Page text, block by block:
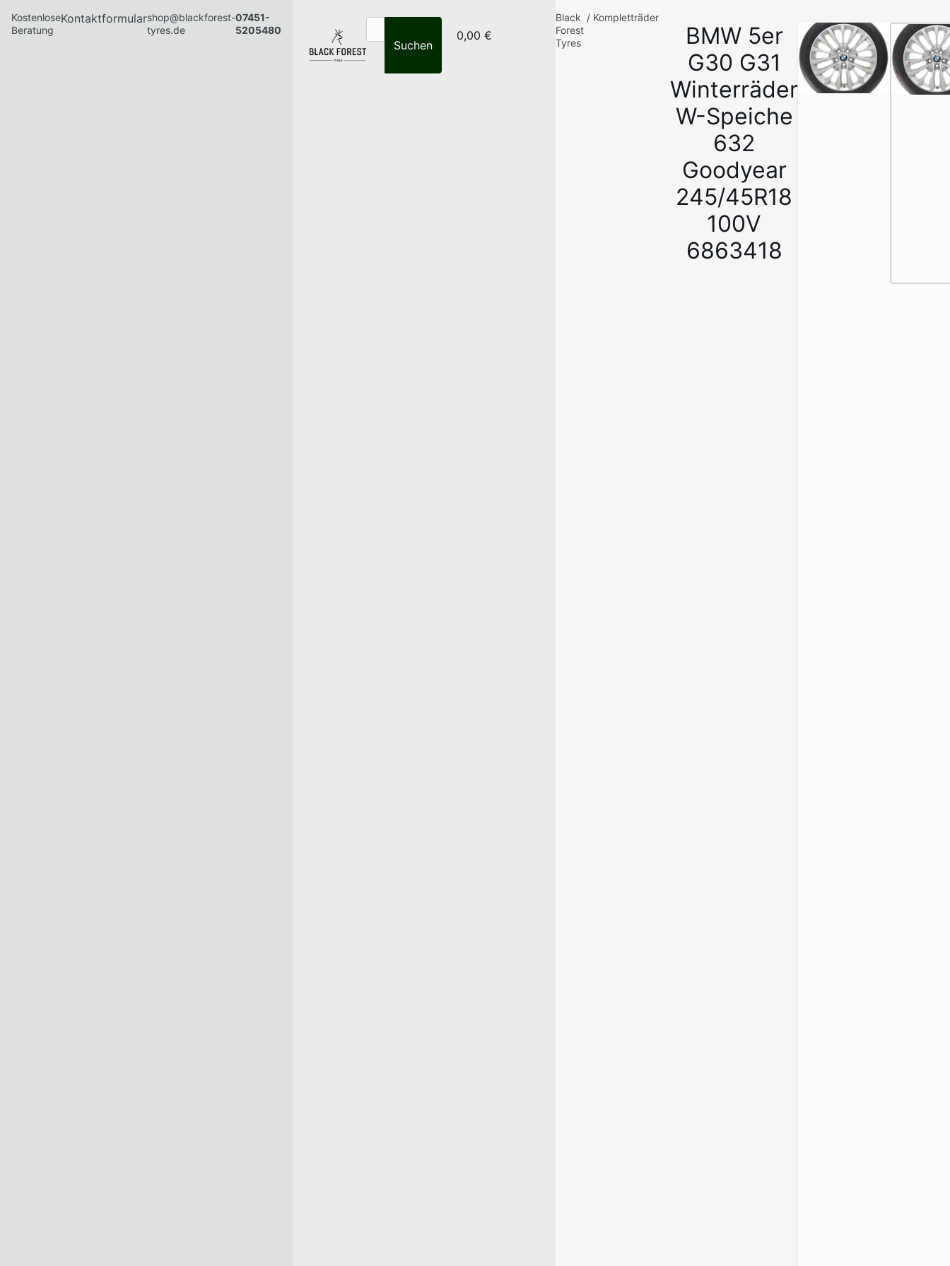
Kostenlose
Beratung
Kontaktformularshop@blackforest-
tyres.de
07451-
5205480
Suchen
0,00 €
Black
Forest
Tyres
/ Kompletträder
BMW 5er
G30 G31
Winterräder
W-Speiche
632
Goodyear
245/45R18
100V
6863418
1
/
7